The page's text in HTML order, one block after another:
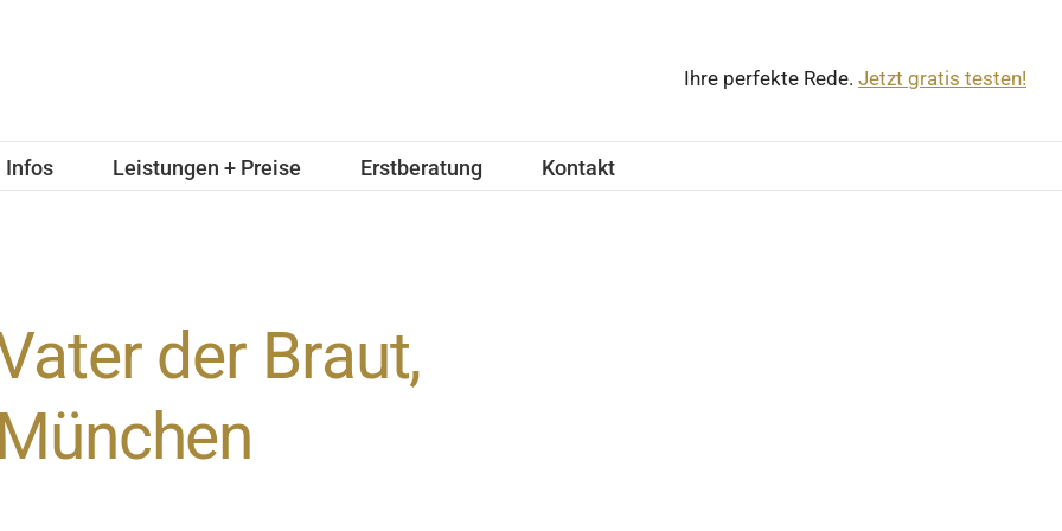
Ihre perfekte Rede. Jetzt gratis testen!
Infos Leistungen + Preise Erstberatung Kontakt
der Braut,
München